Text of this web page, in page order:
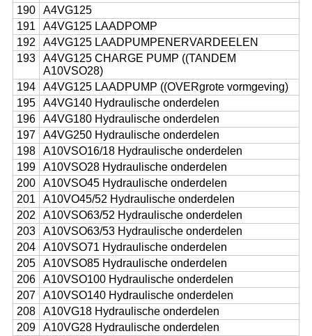
190
A4VG125
191
A4VG125 LAADPOMP
192
A4VG125 LAADPUMPENERVARDEELEN
193
A4VG125 CHARGE PUMP ((TANDEM
A10VSO28)
194
A4VG125 LAADPUMP ((OVERgrote vormgeving)
195
A4VG140 Hydraulische onderdelen
196
A4VG180 Hydraulische onderdelen
197
A4VG250 Hydraulische onderdelen
198
A10VSO16/18 Hydraulische onderdelen
199
A10VSO28 Hydraulische onderdelen
200
A10VSO45 Hydraulische onderdelen
201
A10VO45/52 Hydraulische onderdelen
202
A10VSO63/52 Hydraulische onderdelen
203
A10VSO63/53 Hydraulische onderdelen
204
A10VSO71 Hydraulische onderdelen
205
A10VSO85 Hydraulische onderdelen
206
A10VSO100 Hydraulische onderdelen
207
A10VSO140 Hydraulische onderdelen
208
A10VG18 Hydraulische onderdelen
209
A10VG28 Hydraulische onderdelen